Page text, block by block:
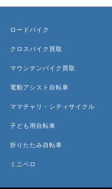
ロードバイク
クロスバイク買取
マウンテンバイク買取
電動アシスト自転車
ママチャリ・シティサイクル
子ども用自転車
折りたたみ自転車
ミニベロ